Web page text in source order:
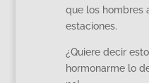
que los hombres
estaciones.
¿Quiere decir
hormonarme lo